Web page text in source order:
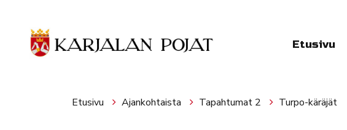
Etusivu
Etusivu Ajankohtaista Tapahtumat 2 Turpo-käräjät